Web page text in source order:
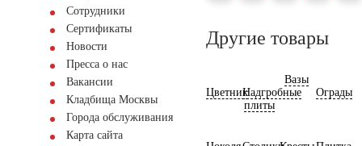
Сотрудники
Сертификаты
Новости
Пресса о нас
Вакансии
Кладбища Москвы
Города обслуживания
Карта сайта
Другие товары
ЦветникНадгробные
плиты
Вазы
Ограды